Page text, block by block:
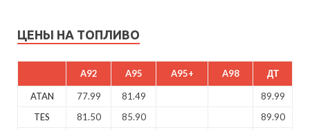
ЦЕНЫ НА ТОПЛИВО
A92 A95 A95+ A98 ДТ
ATAN 77.99 81.49
89.99
TES
81.50 85.90
89.90